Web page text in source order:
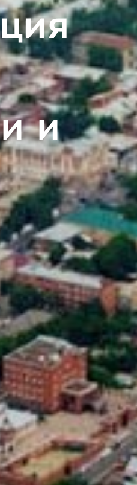
и